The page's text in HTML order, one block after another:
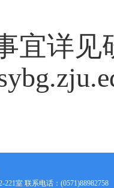
宜详
室 联系电话：(0571)88982758